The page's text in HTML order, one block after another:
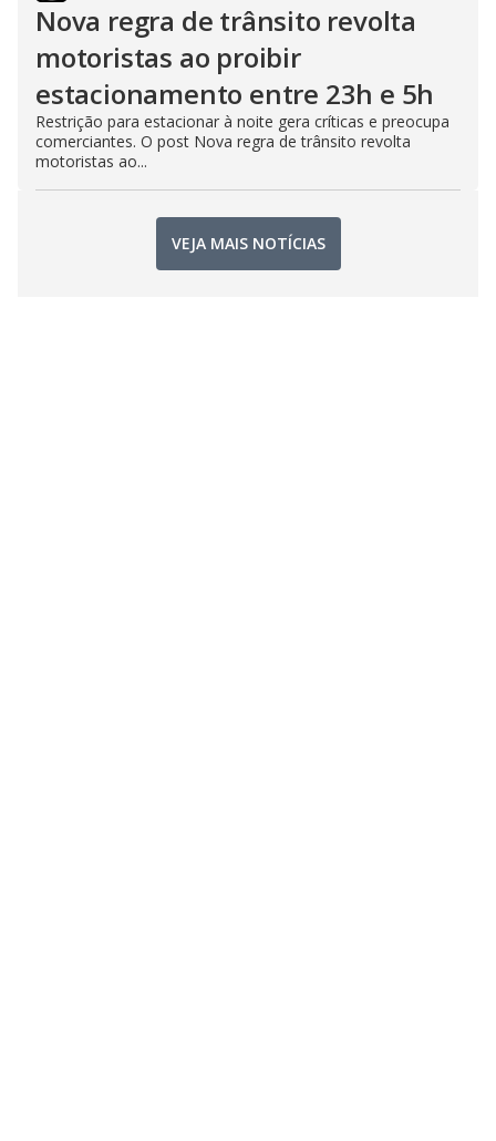
Nova regra de trânsito revolta
motoristas ao proibir
estacionamento entre 23h e 5h
Restrição para estacionar à noite gera críticas e preocupa
comerciantes. O post Nova regra de trânsito revolta
motoristas ao...
VEJA MAIS NOTÍCIAS